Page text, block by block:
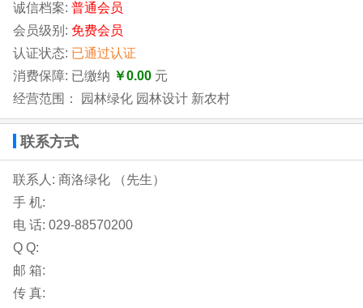
诚信档案: 普通会员
会员级别: 免费会员
认证状态: 已通过认证
消费保障: 已缴纳 ￥0.00 元
经营范围： 园林绿化 园林设计 新农村
联系方式
联系人: 商洛绿化 （先生）
手 机:
电 话: 029-88570200
Q Q:
邮 箱:
传 真: